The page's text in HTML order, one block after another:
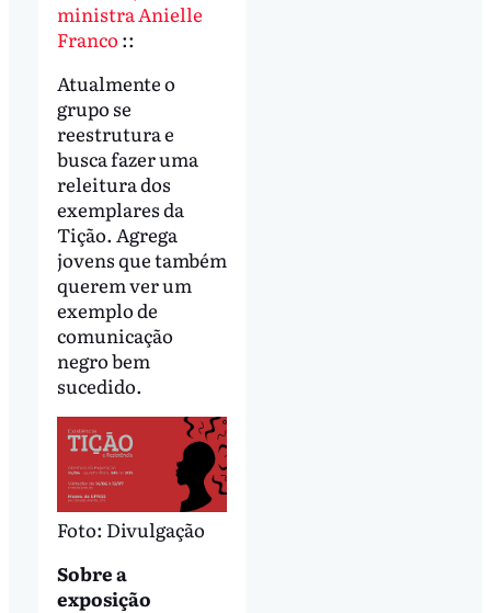
ministra Anielle
Franco ::
Atualmente o
grupo se
reestrutura e
busca fazer uma
releitura dos
exemplares da
Tição. Agrega
jovens que também
querem ver um
exemplo de
comunicação
negro bem
sucedido.
Foto: Divulgação
Sobre a
exposição